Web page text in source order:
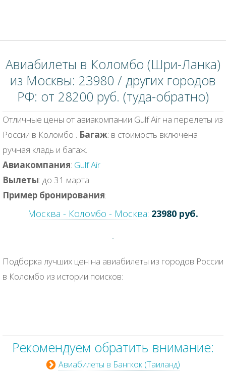
Авиабилеты в Коломбо (Шри-Ланка)
из Москвы: 23980 / других городов
РФ: от 28200 руб. (туда-обратно)
Отличные цены от авиакомпании Gulf Air на перелеты из
России в Коломбо . Багаж: в стоимость включена
ручная кладь и багаж.
Авиакомпания: Gulf Air
Вылеты: до 31 марта
Пример бронирования:
Москва - Коломбо - Москва: 23980 руб.
Подборка лучших цен на авиабилеты из городов России
в Коломбо из истории поисков:
Рекомендуем обратить внимание:
Авиабилеты в Бангкок (Таиланд)